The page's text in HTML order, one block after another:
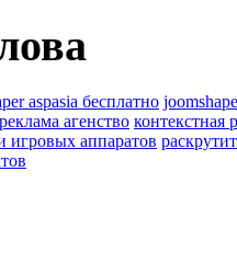
aspasia бесплатно
агенство контекстная
игровых аппаратов